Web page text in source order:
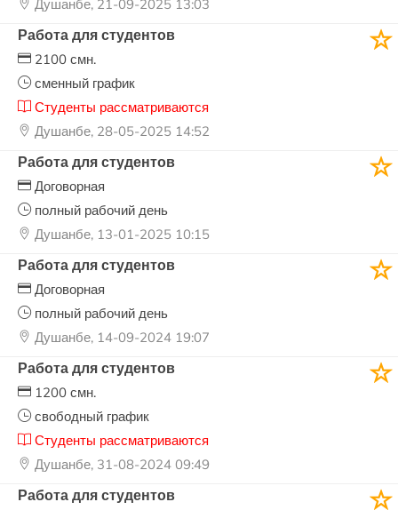
Душанбе, 21-09-2025 13:03
Работа для студентов
2100 смн.
сменный график
Студенты рассматриваются
Душанбе, 28-05-2025 14:52
Работа для студентов
Договорная
полный рабочий день
Душанбе, 13-01-2025 10:15
Работа для студентов
Договорная
полный рабочий день
Душанбе, 14-09-2024 19:07
Работа для студентов
1200 смн.
свободный график
Студенты рассматриваются
Душанбе, 31-08-2024 09:49
Работа для студентов